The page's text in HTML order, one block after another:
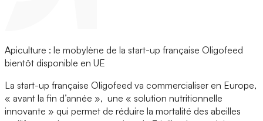
Apiculture : le mobylène de la start-up française Oligofeed
bientôt disponible en UE
La start-up française Oligofeed va commercialiser en Europe,
« avant la fin d’année », une « solution nutritionnelle
innovante » qui permet de réduire la mortalité des abeilles